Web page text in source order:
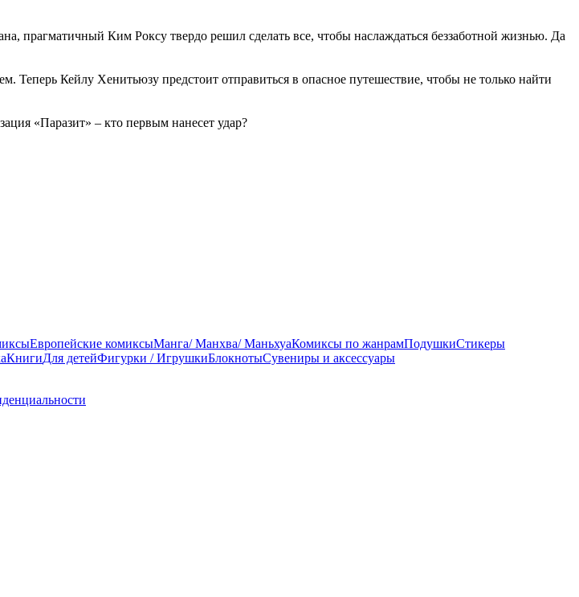
прагматичный Ким Роксу твердо решил сделать все, чтобы наслаждаться беззаботной жизнью. Да
Теперь Кейлу Хенитьюзу предстоит отправиться в опасное путешествие, чтобы не только найти
«Паразит» – кто первым нанесет удар?
Европейские комиксыМанга/ Манхва/ МаньхуаКомиксы по жанрамПодушкиСтикеры
КнигиДля детейФигурки / ИгрушкиБлокнотыСувениры и аксессуары